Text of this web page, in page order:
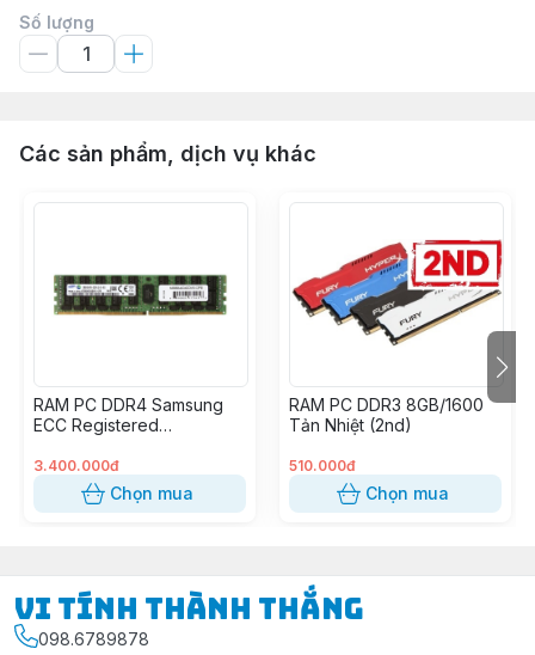
Số lượng
Các sản phẩm, dịch vụ khác
RAM PC DDR4 Samsung
ECC Registered
3.400.000đ
Chọn mua
RAM PC DDR3 8GB/1600
Tản Nhiệt (2nd)
510.000đ
Chọn mua
Vi Tính Thành Thắng
098.6789878